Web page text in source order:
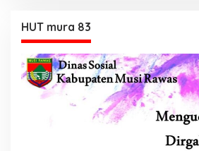
HUT mura 83